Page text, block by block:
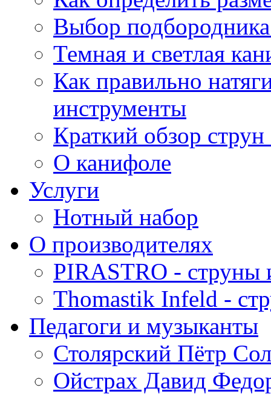
Выбор
Темная и светлая
Как правильно
инструменты
Краткий обзор
О канифоле
Услуги
Нотный набор
О производителях
PIRASTRO - струны
Thomastik Infeld -
Педагоги и музыканты
Столярский Пётр
Ойстрах Давид